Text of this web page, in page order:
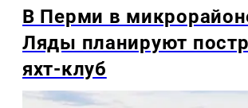
В Перми в
Ляды планируют
яхт-клуб